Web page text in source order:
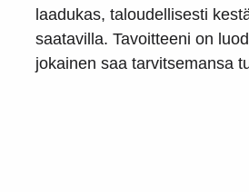
laadukas, taloudellisesti
saatavilla. Tavoitteeni on
jokainen saa tarvitsemansa